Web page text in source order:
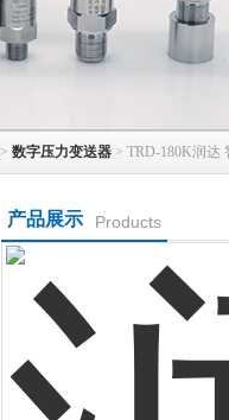
> 数字压力变送器 > TRD-180K润达
产品展示 Products